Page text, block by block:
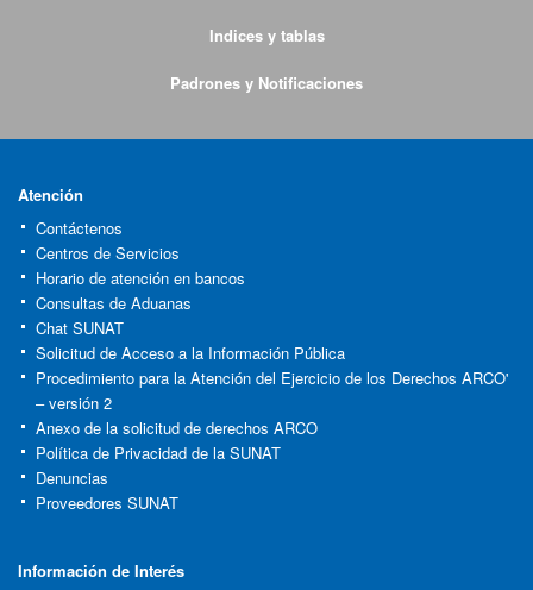
Indices y tablas
Padrones y Notificaciones
Atención
Contáctenos
Centros de Servicios
Horario de atención en bancos
Consultas de Aduanas
Chat SUNAT
Solicitud de Acceso a la Información Pública
Procedimiento para la Atención del Ejercicio de los Derechos ARCO'
– versión 2
Anexo de la solicitud de derechos ARCO
Política de Privacidad de la SUNAT
Denuncias
Proveedores SUNAT
Información de Interés